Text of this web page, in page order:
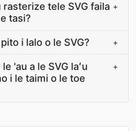
rasterize tele SVG faila
tasi?
+
i lalo o le SVG? +
'au a le SVG laʻu
i le taimi o le toe
+